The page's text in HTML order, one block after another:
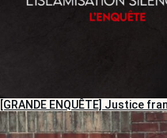
[GRANDE ENQUÊTE] Justice